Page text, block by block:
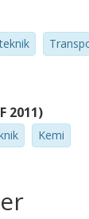
2011)
Kemi